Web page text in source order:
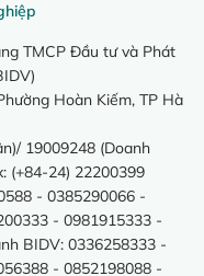
TMCP Đầu tư và Phát
Hoàn Kiếm, TP Hà
19009248 (Doanh
(+84-24) 22200399
- 0385290066 -
- 0981915333 -
BIDV: 0336258333 -
- 0852198088 -